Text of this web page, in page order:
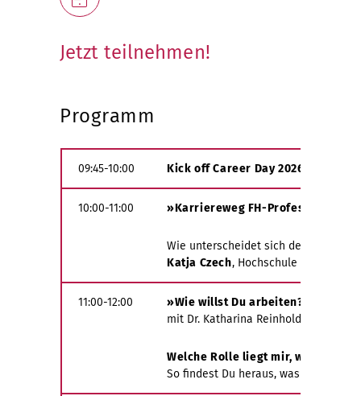
Jetzt teilnehmen!
Programm
09:45-10:00 Kick off Career Day 2026
10:00-11:00 »Karriereweg FH-Professur«
Wie unterscheidet sich der Job als
Katja Czech, Hochschule Anhalt
11:00-12:00
»Wie willst Du arbeiten? Teste
mit Dr. Katharina Reinholdt
Welche Rolle liegt mir, was
So findest Du heraus, was für Dich